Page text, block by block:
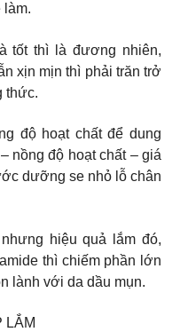
làm.
tốt thì là đương nhiên,
xịn mịn thì phải trăn trở
thức.
độ hoạt chất để dung
nồng độ hoạt chất – giá
dưỡng se nhỏ lỗ chân
hiệu quả lắm đó,
thì chiếm phần lớn
lành với da dầu mụn.
LẮM